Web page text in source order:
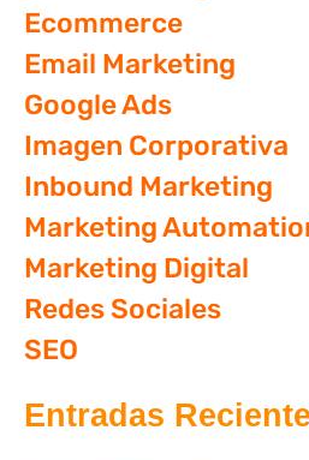
Ecommerce
Email Marketing
Google Ads
Imagen Corporativa
Inbound Marketing
Marketing
Marketing Digital
Redes Sociales
SEO
Entradas